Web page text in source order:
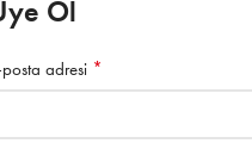
Ol
adresi *